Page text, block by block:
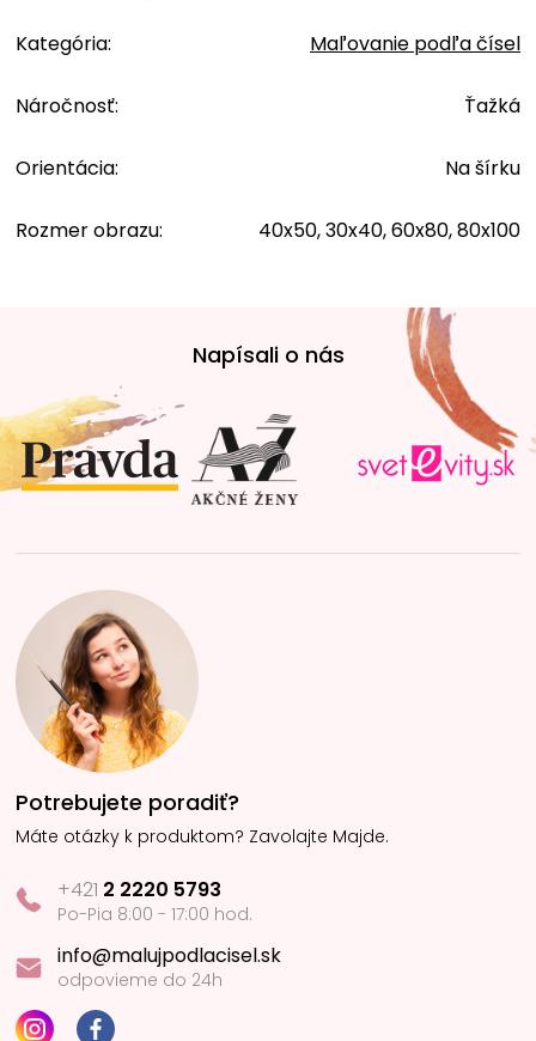
Kategória: Maľovanie podľa čísel
Náročnosť: Ťažká
Orientácia: Na šírku
Rozmer obrazu: 40x50, 30x40, 60x80, 80x100
t
i
e
Napísali o nás
Potrebujete poradiť?
Máte otázky k produktom? Zavolajte Majde.
+421 2 2220 5793
Po-Pia 8:00 - 17:00 hod.
info@malujpodlacisel.sk
odpovieme do 24h